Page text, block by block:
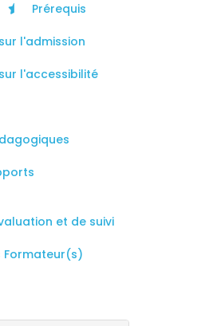
Prérequis
l'admission
l'accessibilité
et de suivi
Formateur(s)